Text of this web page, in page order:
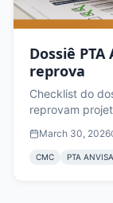
Dossiê
reprova
Checklist do
reprovam
March 30, 2026
CMC PTA ANVISA